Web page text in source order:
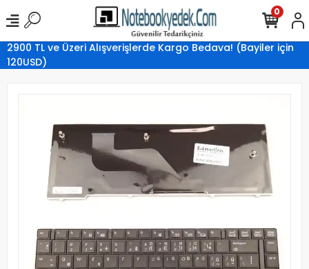
2900 TL ve Üzeri Alışverişlerde Kargo Bedava! (Bayiler için
120USD)
0